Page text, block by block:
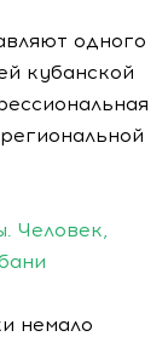
одного
кубанской
Человек,
немало